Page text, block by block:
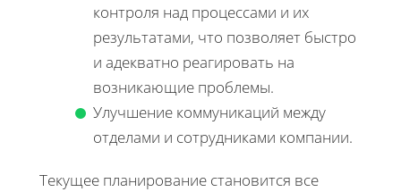
контроля над процессами и их
результатами, что позволяет быстро
и адекватно реагировать на
возникающие проблемы.
Улучшение коммуникаций между
отделами и сотрудниками компании.
Текущее планирование становится все